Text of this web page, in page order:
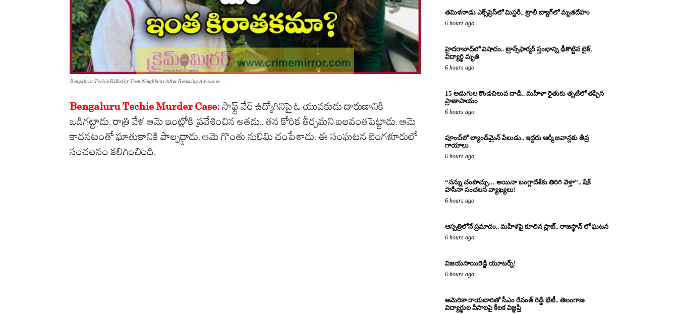
Bengaluru Techie Killed by Teen Neighbour After Resisting Advances
Bengaluru Techie Murder Case: సాఫ్ట్‌ వేర్ ఉద్యోగినిపై ఓ యువకుడు దారుణానికి
ఒడిగట్టాడు. రాత్రి వేళ ఆమె ఇంట్లోకి ప్రవేశించిన అతడు.. తన కోరిక తీర్చమని బలవంతపెట్టాడు. ఆమె
కాదనటంతో ఘాతుకానికి పాల్పడ్డాడు. ఆమె గొంతు నులిమి చంపేశాడు. ఈ సంఘటన బెంగళూరులో
సంచలనం కలిగించింది.
తమిళనాడు ఎక్స్‌ప్రెస్‌లో మిస్టరీ.. ట్రాలీ బ్యాగ్‌లో మృతదేహం
6 hours ago
హైదరాబాద్‌లో విషాదం.. ట్రాన్స్‌ఫార్మర్ స్తంభాన్ని ఢీకొట్టిన బైక్,
విద్యార్థి మృతి
6 hours ago
15 అడుగుల కొండచిలువ దాడి.. మహిళా రైతుకు తృటిలో తప్పిన
ప్రాణాపాయం
6 hours ago
పూంచ్‌లో ల్యాండ్‌మైన్ పేలుడు.. ఇద్దరు ఆర్మీ జవాన్లకు తీవ్ర
గాయాలు
6 hours ago
“నన్ను చంపొచ్చు… అయినా బంగ్లాదేశ్‌కు తిరిగి వెళ్తా”.. షేక్
హసీనా సంచలన వ్యాఖ్యలు!
6 hours ago
ఆస్పత్రిలోనే ప్రమాదం.. మహిళపై కూలిన స్లాబ్‌.. రాజస్థాన్ లో ఘటన
6 hours ago
విజయసాయిరెడ్డి యూటర్న్!
6 hours ago
అమెరికా రాయబారితో సీఎం రేవంత్ రెడ్డి భేటీ.. తెలంగాణ
విద్యార్థుల వీసాలపై కీలక విజ్ఞప్తి